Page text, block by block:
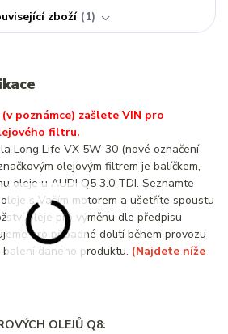
zboží
1
poznámce) zašlete VIN pro
filtru.
Long Life VX 5W-30 (nové označení
olejovým filtrem je balíčkem,
oleje u AUDI Q5 3.0 TDI. Seznamte
s Vaším motorem a ušetříte spoustu
oleje pro výměnu dle předpisu
pro případné dolití během provozu
daného produktu. (Najdete níže
OLEJŮ Q8: